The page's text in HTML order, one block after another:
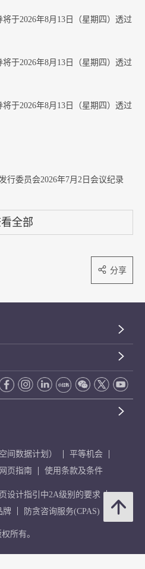
于2026年8月13日（星期四）透过
于2026年8月13日（星期四）透过
于2026年8月13日（星期四）透过
行委员会2026年7月2日会议纪录
全部
分享
间数据计划）
平等机会
网页指南 使用条款及条件
设计指引中2A级别的要求
牌 防贪咨询服务(CPAS)
所有。